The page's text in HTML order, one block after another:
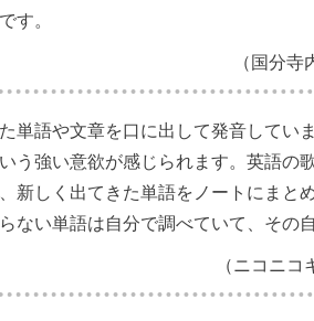
す。
（国分
単語や文章を口に出して発音してい
う強い意欲が感じられます。英語の
新しく出てきた単語をノートにまと
ない単語は自分で調べていて、その
（ニコニ